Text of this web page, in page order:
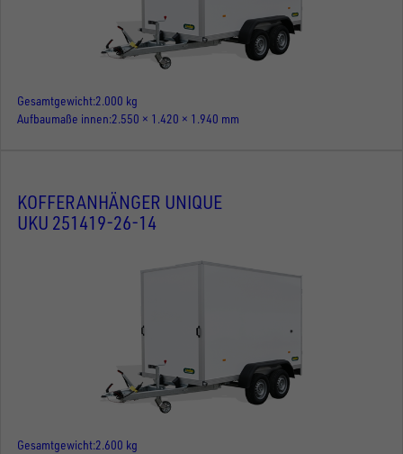
Gesamtgewicht 2.000 kg
Aufbaumaße innen 2.550 × 1.420 × 1.940 mm
KOFFERANHÄNGER UNIQUE
UKU 251419-26-14
Gesamtgewicht 2.600 kg